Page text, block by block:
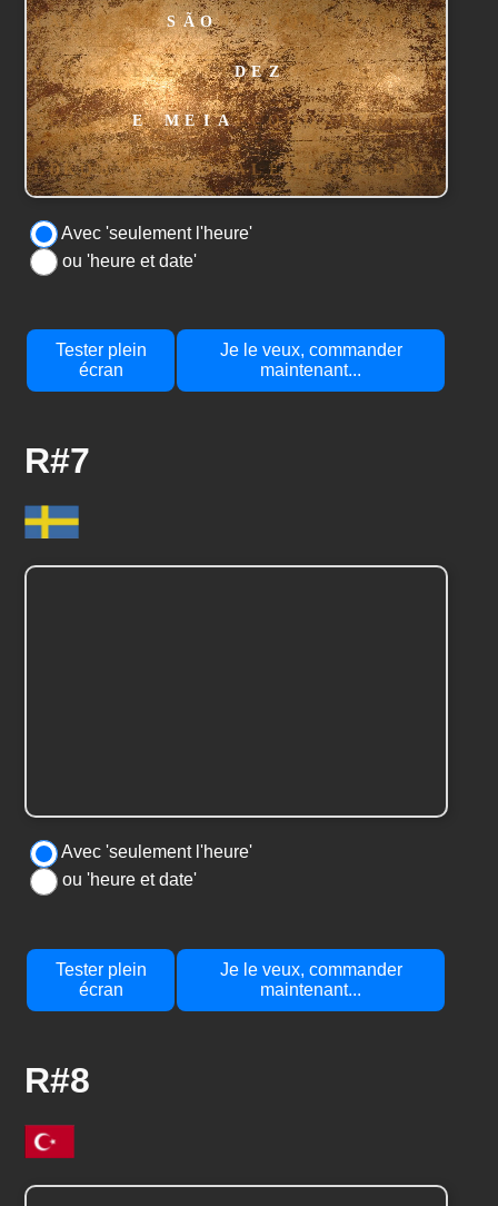
Avec 'seulement l'heure'
ou 'heure et date'
Tester plein
écran
Je le veux, commander
maintenant...
R#7
Avec 'seulement l'heure'
ou 'heure et date'
Tester plein
écran
Je le veux, commander
maintenant...
R#8